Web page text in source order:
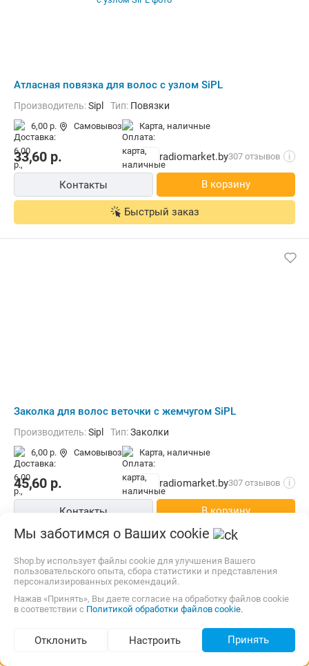
Подбор по параметрам (198)
Атласная повязка для волос с узлом SiPL
Производитель:Sipl Тип: Повязки
6,00 р. Самовывоз карта, наличные
33,60 р. radiomarket.by307 отзывов i
Контакты В корзину
Быстрый заказ
Заколка для волос веточки с жемчугом SiPL
Производитель:Sipl Тип:Заколки
6,00 р. Самовывоз карта, наличные
45,60 р. radiomarket.by307 отзывов i
Контакты В корзину
Быстрый заказ
Мы заботимся о Ваших cookie
Shop.by использует файлы cookie для улучшения Вашего
пользовательского опыта, сбора статистики и представления
персонализированных рекомендаций.
Нажав «Принять», Вы даете согласие на обработку файлов cookie
в соответствии с Политикой обработки файлов cookie.
Отклонить Настроить Принять